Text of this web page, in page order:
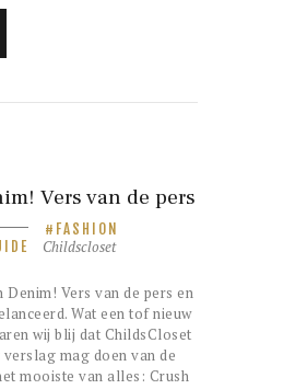
Vers van de pers
FASHION
Childscloset
Denim! Vers van de pers en
Wat een tof nieuw
wij blij dat ChildsCloset
mag doen van de
mooiste van alles: Crush